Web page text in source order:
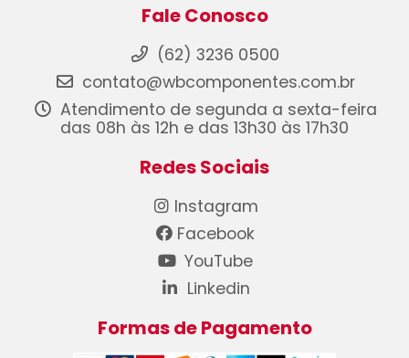
Fale Conosco
(62) 3236 0500
contato@wbcomponentes.com.br
Atendimento de segunda a sexta-feira
das 08h às 12h e das 13h30 às 17h30
Redes Sociais
Instagram
Facebook
YouTube
Linkedin
Formas de Pagamento